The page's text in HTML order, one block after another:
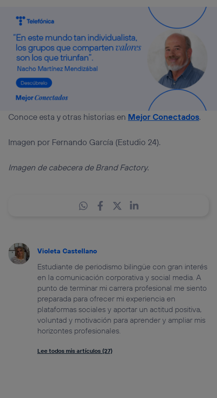
Conoce esta y otras historias en Mejor Conectados.
Imagen por Fernando García (Estudio 24).
Imagen de cabecera de Brand Factory.
Violeta Castellano
Estudiante de periodismo bilingüe con gran interés
en la comunicación corporativa y social media. A
punto de terminar mi carrera profesional me siento
preparada para ofrecer mi experiencia en
plataformas sociales y aportar un actitud positiva,
voluntad y motivación para aprender y ampliar mis
horizontes profesionales.
Lee todos mis artículos (27)